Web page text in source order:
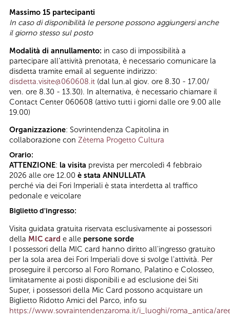
Massimo 15 partecipanti
In caso di disponibilità le persone possono aggiungersi anche
il giorno stesso sul posto
Modalità di annullamento: in caso di impossibilità a
partecipare all’attività prenotata, è necessario comunicare la
disdetta tramite email al seguente indirizzo:
disdetta.visite@060608.it (dal lun.al giov. ore 8.30 - 17.00/
ven. ore 8.30 - 13.30). In alternativa, è necessario chiamare il
Contact Center 060608 (attivo tutti i giorni dalle ore 9.00 alle
19.00)
Organizzazione: Sovrintendenza Capitolina in
collaborazione con Zètema Progetto Cultura
Orario:
ATTENZIONE: la visita prevista per mercoledì 4 febbraio
2026 alle ore 12.00 è stata ANNULLATA
perché via dei Fori Imperiali è stata interdetta al traffico
pedonale e veicolare
Biglietto d'ingresso:
Visita guidata gratuita riservata esclusivamente ai possessori
della MIC card e alle persone sorde
I possessori della MIC card hanno diritto all'ingresso gratuito
per la sola area dei Fori Imperiali dove si svolge l'attività. Per
proseguire il percorso al Foro Romano, Palatino e Colosseo,
limitatamente ai posti disponibili e ad esclusione dei Siti
Super, i possessori della Mic Card possono acquistare un
Biglietto Ridotto Amici del Parco, info su
https://www.sovraintendenzaroma.it/i_luoghi/roma_antica/